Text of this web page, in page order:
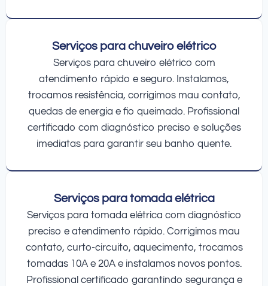
Serviços para chuveiro elétrico
Serviços para chuveiro elétrico com
atendimento rápido e seguro. Instalamos,
trocamos resistência, corrigimos mau contato,
quedas de energia e fio queimado. Profissional
certificado com diagnóstico preciso e soluções
imediatas para garantir seu banho quente.
Serviços para tomada elétrica
Serviços para tomada elétrica com diagnóstico
preciso e atendimento rápido. Corrigimos mau
contato, curto-circuito, aquecimento, trocamos
tomadas 10A e 20A e instalamos novos pontos.
Profissional certificado garantindo segurança e